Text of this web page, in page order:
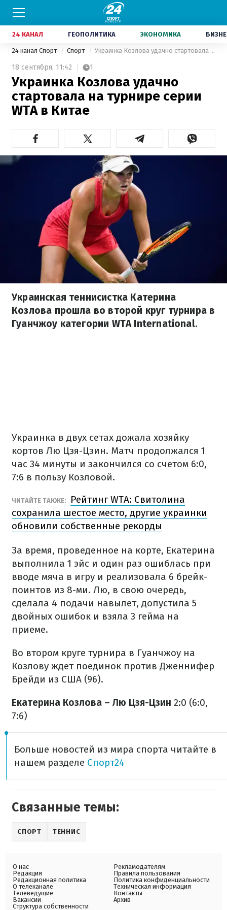
24 КАНАЛ ГЕОПОЛИТИКА ЭКОНОМИКА
24 канал Спорт Спорт Украинка Козлова удачно стартовала на турнире серии WTA в Китае
18 сентября, 11:42 1
Украинка Козлова удачно
стартовала на турнире серии
WTA в Китае
Украинская теннисистка Катерина
Козлова прошла во второй круг турнира в
Гуанчжоу категории WTA International.
Украинка в двух сетах дожала хозяйку
кортов Лю Цзя-Цзин. Матч продолжался 1
час 34 минуты и закончился со счетом 6:0,
7:6 в пользу Козловой.
ЧИТАЙТЕ ТАКЖЕ:
Рейтинг WTA: Свитолина
сохранила шестое место, другие украинки
обновили собственные рекорды
За время, проведенное на корте, Екатерина
выполнила 1 эйс и один раз ошиблась при
вводе мяча в игру и реализовала 6 брейк-
поинтов из 8-ми. Лю, в свою очередь,
сделала 4 подачи навылет, допустила 5
двойных ошибок и взяла 3 гейма на
приеме.
Во втором круге турнира в Гуанчжоу на
Козлову ждет поединок против Дженнифер
Брейди из США (96).
Екатерина Козлова – Лю Цзя-Цзин 2:0 (6:0,
7:6)
Больше новостей из мира спорта читайте в
нашем разделе Спорт24
Связанные темы:
СПОРТ ТЕННИС
О нас
Редакция
Редакционная политика
О телеканале
Телеведущие
Вакансии
Структура собственности
Рекламодателям
Правила пользования
Политика конфиденциальности
Техническая информация
Контакты
Архив